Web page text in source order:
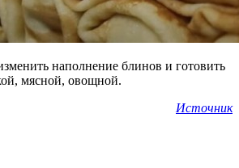
наполнение блинов и готовить
мясной, овощной.
Источник